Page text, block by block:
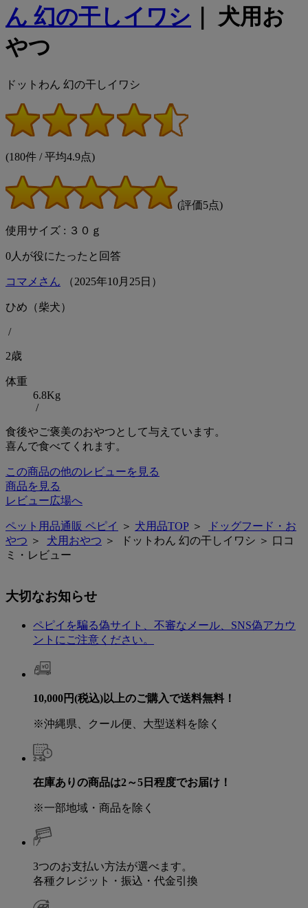
ん 幻の干しイワシ ｜ 犬用お
やつ
ドットわん 幻の干しイワシ
(180件 / 平均4.9点)
(評価5点)
使用サイズ : ３０ｇ
0 人が役にたったと回答
コマメさん （2025年10月 25日）
ひめ（柴犬）
/
2歳
体重
6.8Kg
/
食後やご褒美のおやつとして与えています。
喜んで食べてくれます。
この商品の他のレビューを見る
商品を見る
レビュー広場へ
ペット用品通販 ペピイ ＞ 犬用品TOP ＞
ドッグフード・お
やつ ＞ 犬用おやつ ＞ ドットわん 幻の干しイワシ ＞ 口コ
ミ・レビュー
大切なお知らせ
ペピイを騙る偽サイト、不審なメール、SNS偽アカウ
ントにご注意ください。
10,000円(税込)以上のご購入で送料無料！
※沖縄県、クール便、大型送料を除く
在庫ありの商品は2～5日程度でお届け！
※一部地域・商品を除く
3つのお支払い方法が選べます。
各種クレジット・振込・代金引換